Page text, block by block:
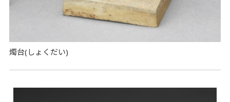
燭台(しょくだい)